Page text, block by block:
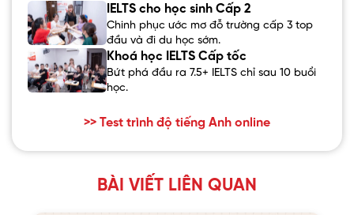
IELTS cho học sinh Cấp 2
Chinh phục ước mơ đỗ trường cấp 3 top
đầu và đi du học sớm.
Khoá học IELTS Cấp tốc
Bứt phá đầu ra 7.5+ IELTS chỉ sau 10 buổi
học.
>> Test trình độ tiếng Anh online
BÀI VIẾT LIÊN QUAN